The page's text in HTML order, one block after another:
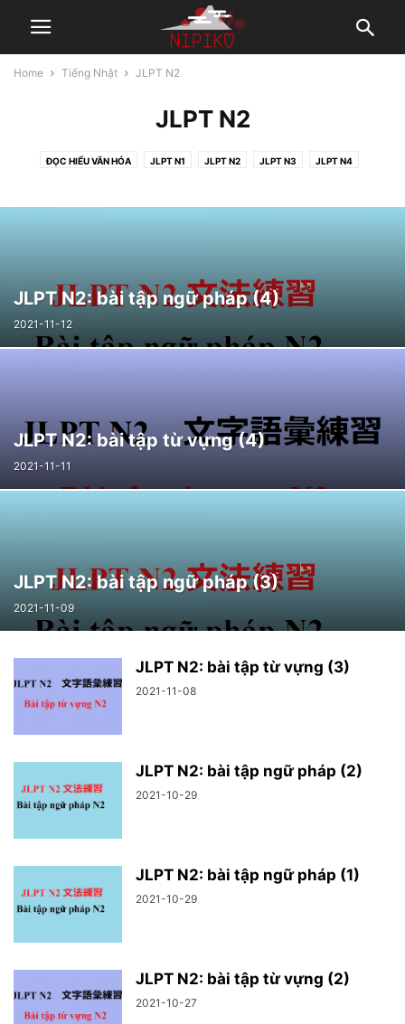
Home Tiếng Nhật JLPT N2
JLPT N2
ĐỌC HIỂU VĂN HÓA JLPT N1 JLPT N2 JLPT N3 JLPT N4
JLPT N2: bài tập ngữ pháp (4)
2021-11-12
JLPT N2: bài tập từ vựng (4)
2021-11-11
JLPT N2: bài tập ngữ pháp (3)
2021-11-09
JLPT N2: bài tập từ vựng (3)
2021-11-08
JLPT N2: bài tập ngữ pháp (2)
2021-10-29
JLPT N2: bài tập ngữ pháp (1)
2021-10-29
JLPT N2: bài tập từ vựng (2)
2021-10-27